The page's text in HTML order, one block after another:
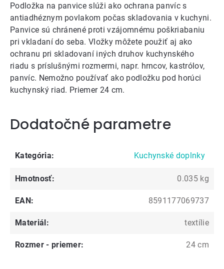
Podložka na panvice slúži ako ochrana panvíc s
antiadhéznym povlakom počas skladovania v kuchyni.
Panvice sú chránené proti vzájomnému poškriabaniu
pri vkladaní do seba. Vložky môžete použiť aj ako
ochranu pri skladovaní iných druhov kuchynského
riadu s príslušnými rozmermi, napr. hrncov, kastrólov,
panvíc. Nemožno používať ako podložku pod horúci
kuchynský riad. Priemer 24 cm.
Dodatočné parametre
Kategória: Kuchynské doplnky
Hmotnosť: 0.035 kg
EAN: 8591177069737
Materiál: textílie
Rozmer - priemer: 24 cm